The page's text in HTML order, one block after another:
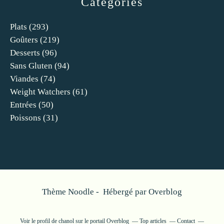
Plats (293)
Goûters (219)
Desserts (96)
Sans Gluten (94)
Viandes (74)
Weight Watchers (61)
Entrées (50)
Poissons (31)
Thème Noodle - Hébergé par Overblog
Voir le profil de chanol sur le portail Overblog Top articles Contact